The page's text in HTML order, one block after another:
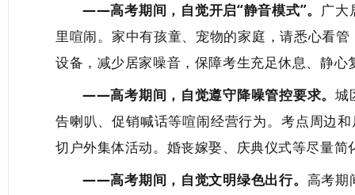
——高考期间， 自觉开启“静音模式”。 广大
里喧闹。家中有孩童、宠物的家庭，请悉心看
设备，减少居家噪音，保障考生充足休息、静心
——高考期间， 自觉遵守降噪管控要求。城
告喇叭、促销喊话等喧闹经营行为。 考点周边
切户外集体活动。婚丧嫁娶、庆典仪式等尽量
——高考期间， 自觉文明绿色出行。 高考期